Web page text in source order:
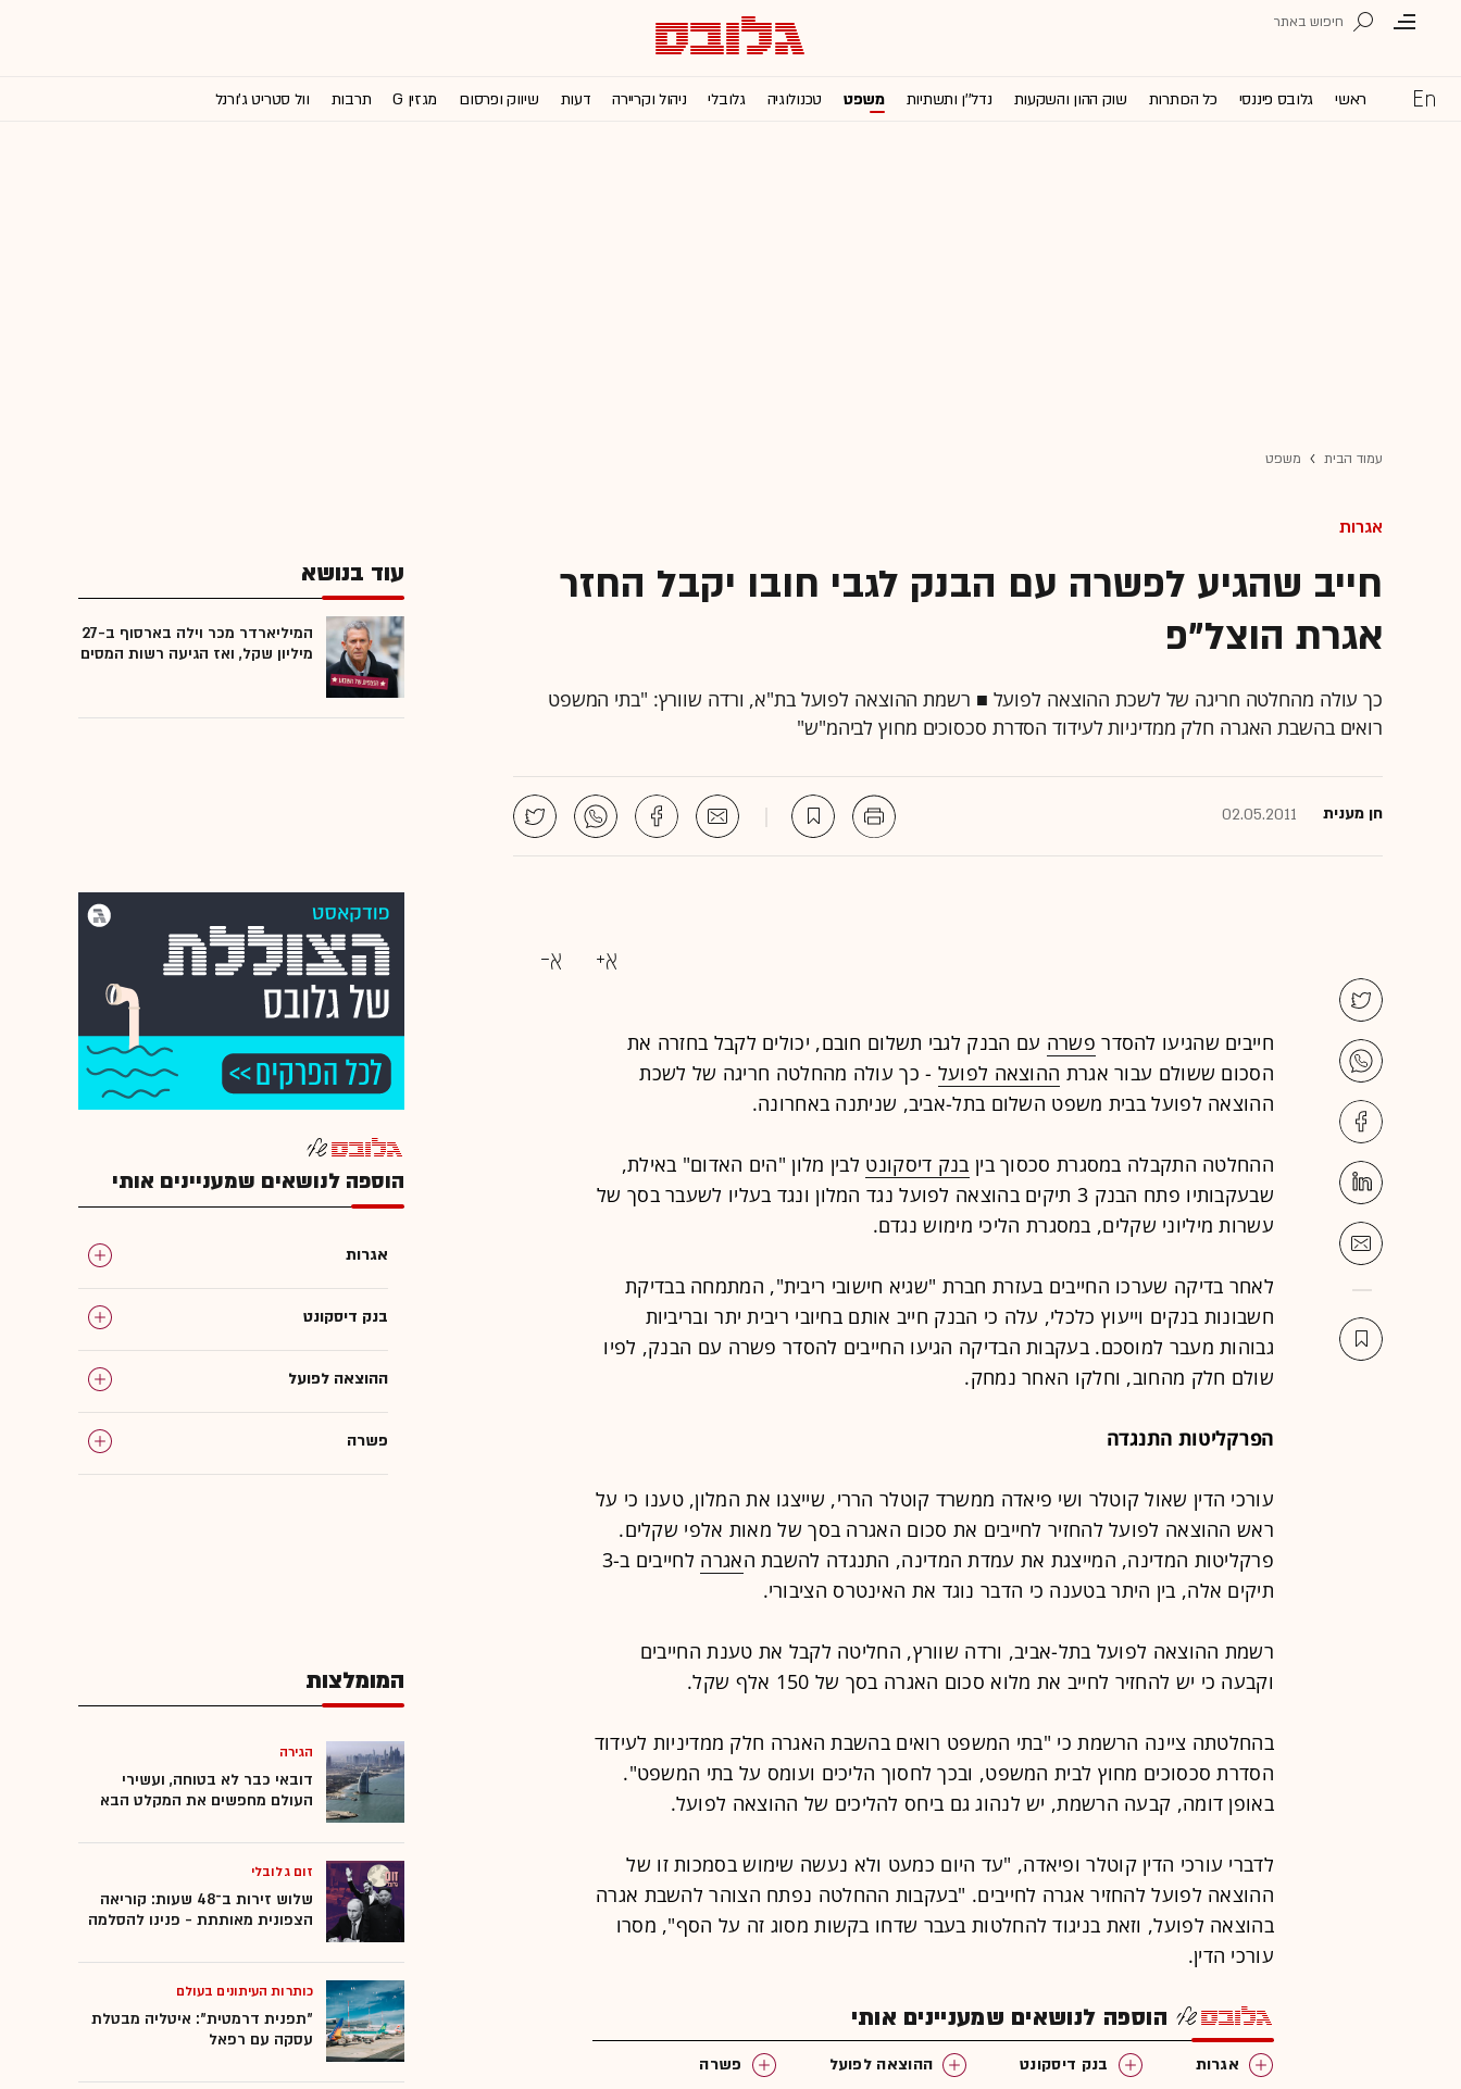
ראשי גלובס פיננסי כל הכותרות שוק ההון והשקעות נדל''ן ותשתיות משפט טכנולוגיה גלובלי ניהול וקריירה דעות שיווק ופרסום מגזין G תרבות וול סטריט ג'ורנל
עמוד הבית משפט
אגרות
חייב שהגיע לפשרה עם הבנק לגבי חובו יקבל החזר
אגרת הוצל"פ
כך עולה מהחלטה חריגה של לשכת ההוצאה לפועל ■ ‏רשמת ההוצאה לפועל בת"א, ורדה שוורץ: "בתי המשפט
רואים בהשבת האגרה חלק ממדיניות לעידוד הסדרת סכסוכים מחוץ לביהמ"ש"
חן מענית 02.05.2011
פשרה עם הבנק לגבי תשלום חובם, יכולים לקבל בחזרה את
הסכום ששולם עבור אגרת ההוצאה לפועל - כך עולה מהחלטה חריגה של לשכת
ההוצאה לפועל בבית משפט השלום בתל-אביב, שניתנה באחרונה.
‏ההחלטה התקבלה במסגרת סכסוך בין בנק דיסקונט לבין מלון "הים האדום" באילת,
שבעקבותיו פתח הבנק 3 תיקים בהוצאה לפועל נגד המלון ונגד בעליו לשעבר בסך של
עשרות מיליוני שקלים, במסגרת הליכי מימוש נגדם.
‏לאחר בדיקה שערכו החייבים בעזרת חברת "שגיא חישובי ריבית", המתמחה בבדיקת
חשבונות בנקים וייעוץ כלכלי, עלה כי הבנק חייב אותם בחיובי ריבית יתר ובריביות
גבוהות מעבר למוסכם. בעקבות הבדיקה הגיעו החייבים להסדר פשרה עם הבנק, לפיו
שולם חלק מהחוב, וחלקו האחר נמחק.
‏עורכי הדין שאול קוטלר ושי פיאדה ממשרד קוטלר הררי, שייצגו את המלון, טענו כי על
ראש ההוצאה לפועל להחזיר לחייבים את סכום האגרה בסך של מאות אלפי שקלים.
פרקליטות המדינה, המייצגת את עמדת המדינה, התנגדה להשבת האגרה
לחייבים ב-3
תיקים אלה, בין היתר בטענה כי הדבר נוגד את האינטרס הציבורי.
‏רשמת ההוצאה לפועל בתל-אביב, ורדה שוורץ, החליטה לקבל את טענת החייבים
וקבעה כי יש להחזיר לחייב את מלוא סכום האגרה בסך של 150 אלף שקל. ‏
בהחלטתה ציינה הרשמת כי "בתי המשפט רואים בהשבת האגרה חלק ממדיניות לעידוד
הסדרת סכסוכים מחוץ לבית המשפט, ובכך לחסוך הליכים ועומס על בתי המשפט".
באופן דומה, קבעה הרשמת, יש לנהוג גם ביחס להליכים של ההוצאה לפועל.
‏לדברי עורכי הדין קוטלר ופיאדה, "עד היום כמעט ולא נעשה שימוש בסמכות זו של
ההוצאה לפועל להחזיר אגרה לחייבים. "בעקבות ההחלטה נפתח הצוהר להשבת אגרה
בהוצאה לפועל, וזאת בניגוד להחלטות בעבר שדחו בקשות מסוג זה על הסף", מסרו
עורכי הדין.
הוספה לנושאים שמעניינים אותי
אגרות בנק דיסקונט ההוצאה לפועל פשרה
עוד בנושא
המיליארדר מכר וילה בארסוף ב-27
מיליון שקל, ואז הגיעה רשות המסים
הוספה לנושאים שמעניינים אותי
אגרות
בנק דיסקונט
ההוצאה לפועל
פשרה
המומלצות
הגירה
דובאי כבר לא בטוחה, ועשירי
העולם מחפשים את המקלט הבא
זום גלובלי
שלוש זירות ב־48 שעות: קוריאה
הצפונית מאותתת - פנינו להסלמה
כותרות העיתונים בעולם
"תפנית דרמטית": איטליה מבטלת
עסקה עם רפאל